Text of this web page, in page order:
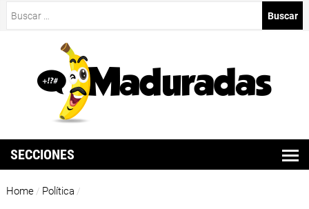
SECCIONES
Home / Política /